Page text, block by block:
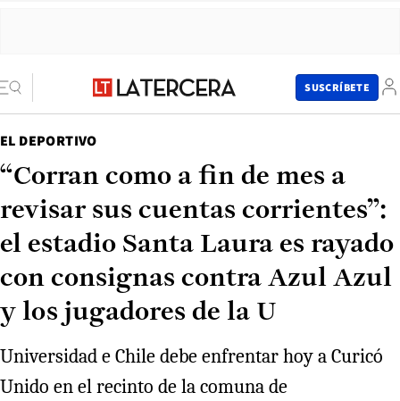
SUSCRÍBETE
EL DEPORTIVO
“Corran como a fin de mes a
revisar sus cuentas corrientes”:
el estadio Santa Laura es rayado
con consignas contra Azul Azul
y los jugadores de la U
Universidad e Chile debe enfrentar hoy a Curicó
Unido en el recinto de la comuna de